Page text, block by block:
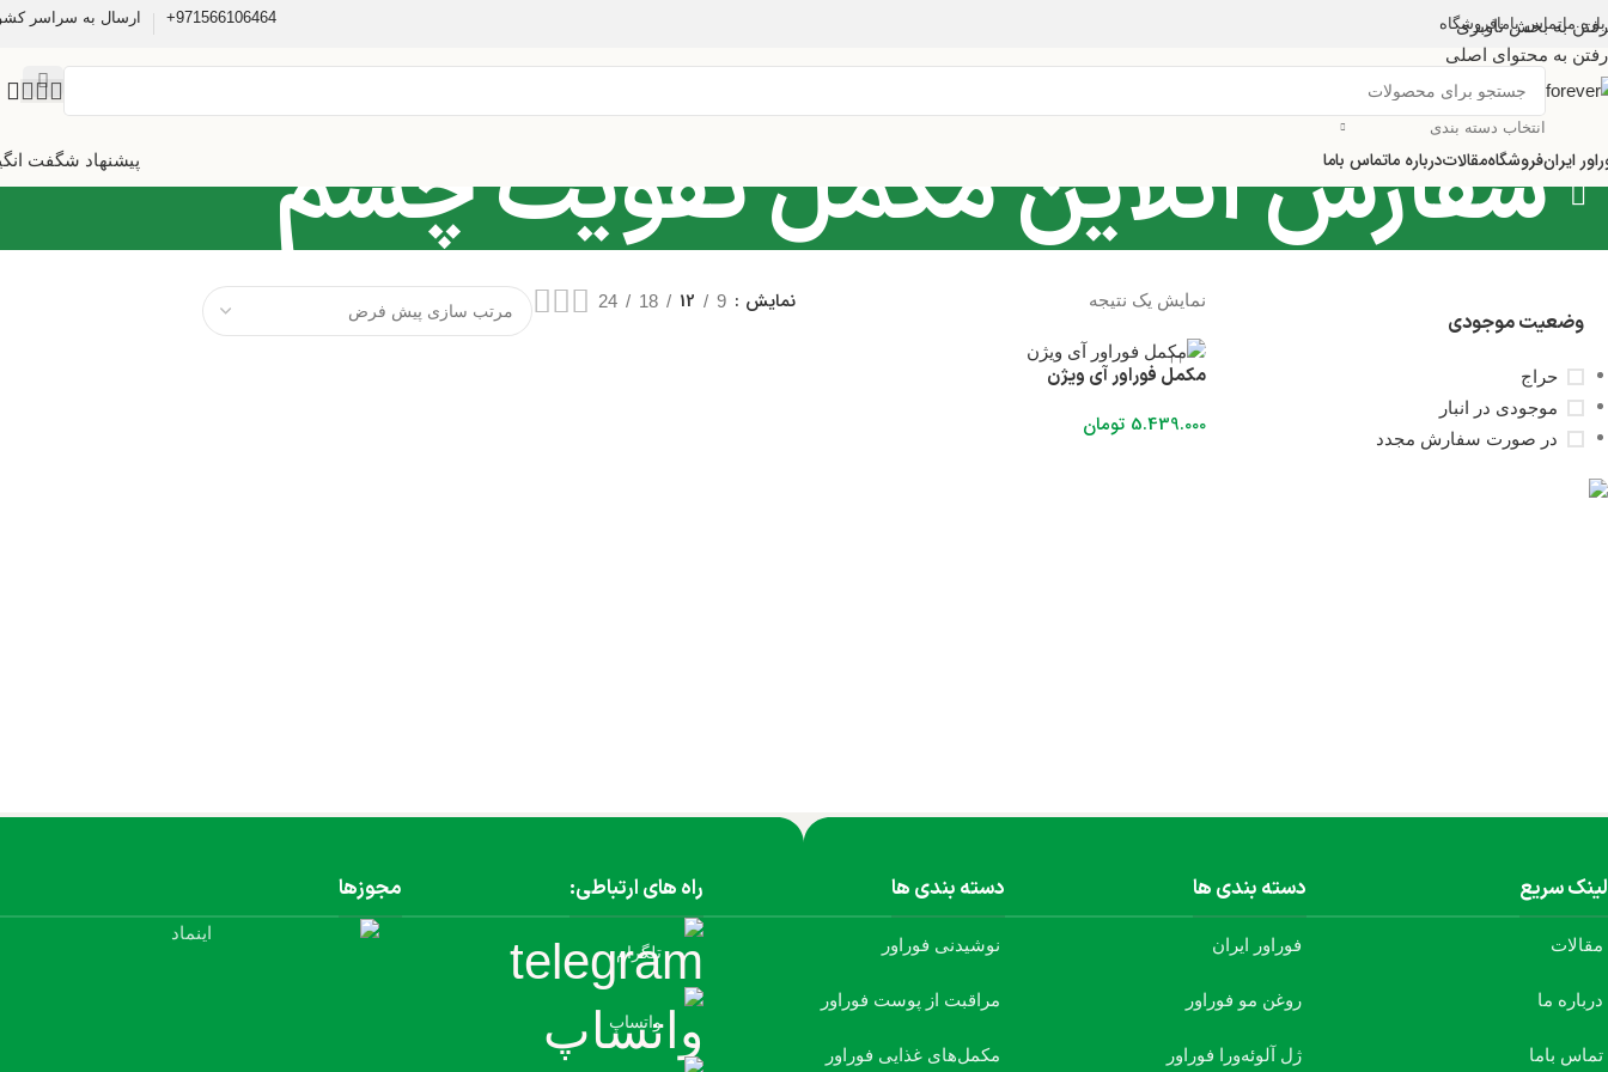
رفتن به بخش ناوبری
رفتن به محتوای اصلی
ماتماس بامافروشگاه 971566106464+ ارسال به سراسر
انتخاب دسته بندی
ایرانفروشگاهمقالاتدرباره ماتماس باما پیشنهاد شگفت سفارش آنلاین مکمل تقویت چشم
وضعیت موجودی
حراج
موجودی در انبار
در صورت سفارش مجدد
نمایش یک نتیجه نمایش 9
12
18
24
مکمل فوراور آی ویژن
5.439.000 تومان
لینک سریع
مقالات
درباره ما
تماس باما
دسته بندی ها
فوراور ایران
روغن مو فوراور
ژل آلوئه‌ورا فوراور
دسته بندی ها
نوشیدنی فوراور
مراقبت از پوست فوراور
مکمل‌های غذایی فوراور
راه های ارتباطی:
تلگرام
واتساپ
مجوزها